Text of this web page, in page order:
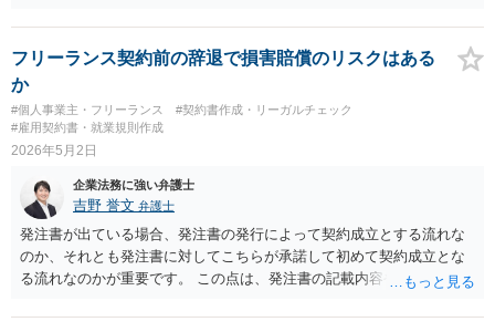
によっては偽装請負や雇用に近い関係と評価される可能性がありま
す。 ただし、偽装請負だから直ちに残業代請求できるわけではありま
せん。残業代請求には、労働基準法上の労働者性が認められる必要が
あります。 パソコン設定やLAN配線工事で、仕様・成果物が明確なら
請負契約でよいと思います。 一方、現場で相手の指示を受けながら作
業し、時間拘束もあるなら、準委任契約や業務委託契約として、作業
です。 契約書には、特に次の点を入れることが有益です。 ・作業内
容・範囲 ・予定作業時間 ・超過作業は事前協議・受注者の承諾が必要
・超過分は追加料金 ・作業範囲外の依頼は別料金 「請負だから何時間
でも拘束できる」という理解は誤りです。 紙の契約書では内容によっ
て印紙が必要になることがありますが、電子契約であれば通常、印紙
適切な契約形態が変わりますので、現在の取引実態を踏まえて契約書
フリーランス契約前の辞退で損害賠償のリスクはある
か
#個人事業主・フリーランス
#契約書作成・リーガルチェック
#雇用契約書・就業規則作成
2026年5月2日
企業法務に強い弁護士
吉野 誉文 弁護士
発注書が出ている場合、発注書の発行によって契約成立とする流れな
のか、それとも発注書に対してこちらが承諾して初めて契約成立とな
る流れなのかが重要です。 この点は、発注書の記載内容や、これまで
難しいです。 そのため、「発注書が出た＝必ずもう辞退できない」と